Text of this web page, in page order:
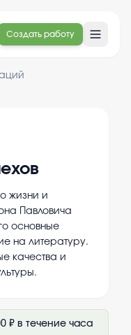
Создать работу
жизни и
Павловича
основные
на литературу.
качества и
₽ в течение часа